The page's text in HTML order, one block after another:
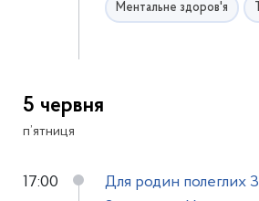
Ментальне здоров'я
5 червня
п’ятниця
17:00
Для родин полеглих